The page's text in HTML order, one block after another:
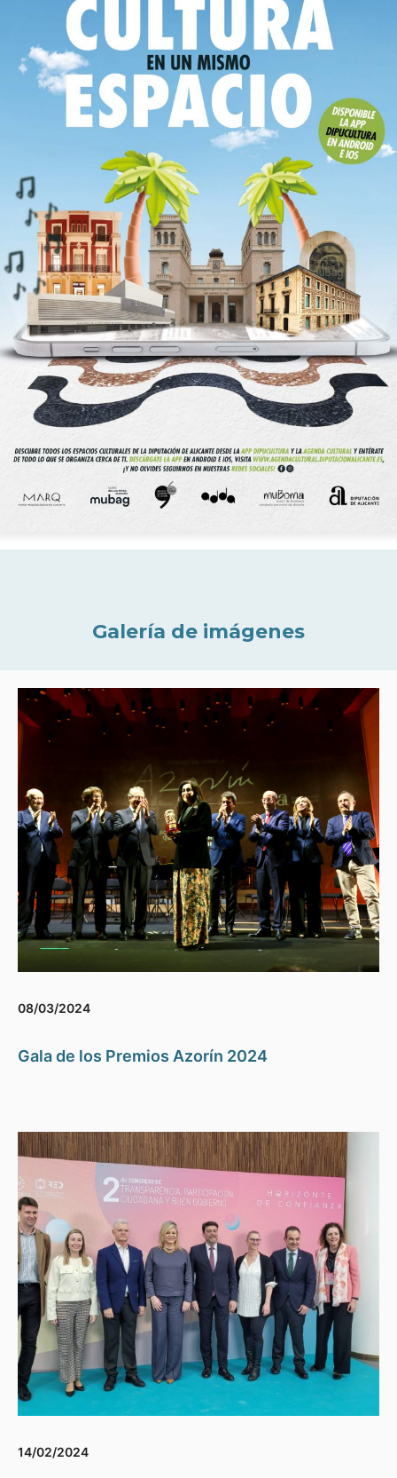
Galería de imágenes
08/03/2024
Gala de los Premios Azorín 2024
14/02/2024